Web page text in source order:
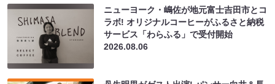
ニューヨーク・嶋佐が地元富士吉田市とコ
ラボ! オリジナルコーヒーがふるさと納税
サービス「わらふる」で受付開始
2026.08.06